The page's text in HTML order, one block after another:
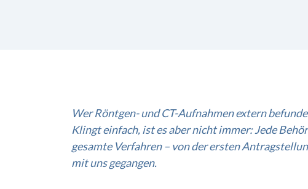
Wer Röntgen- und CT-Aufnahmen extern
Klingt einfach, ist es aber nicht immer: Jede
gesamte Verfahren – von der ersten
mit uns gegangen.